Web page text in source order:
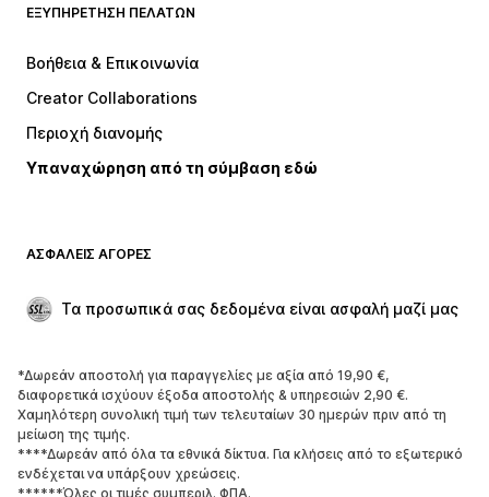
ΝΕΑ
Εσώρουχα
Παλτό
Φούστες
Περιστάσεις
Aποκλειστικά
ΠΑΠΟΎΤΣΙΑ
ΝΕΑ
Trending
Sneakers
Μποτάκια
Γόβες και ψηλοτάκουνα
ΕΞΥΠΗΡΈΤΗΣΗ ΠΕΛΑΤΏΝ
Βοήθεια & Επικοινωνία
Creator Collaborations
Περιοχή διανομής
Υπαναχώρηση από τη σύμβαση εδώ
ΑΣΦΑΛΕΊΣ ΑΓΟΡΈΣ
Τα προσωπικά σας δεδομένα είναι ασφαλή μαζί μας
*Δωρεάν αποστολή για παραγγελίες με αξία από 19,90 €,
διαφορετικά ισχύουν έξοδα αποστολής & υπηρεσιών 2,90 €.
Χαμηλότερη συνολική τιμή των τελευταίων 30 ημερών πριν από τη
μείωση της τιμής.
****Δωρεάν από όλα τα εθνικά δίκτυα. Για κλήσεις από το εξωτερικό
ενδέχεται να υπάρξουν χρεώσεις.
******Όλες οι τιμές συμπεριλ. ΦΠΑ.